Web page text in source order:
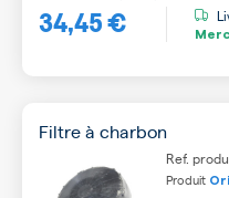
34,45 €
Filtre à charbon
Ref.
Produit